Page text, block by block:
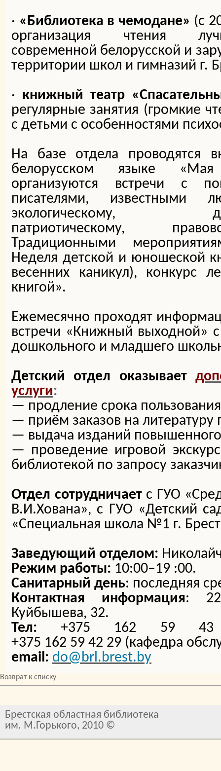
· «Библиотека в чемодане» (с
организация чтения
современной белорусской и
территории школ и гимназий г.
· книжный театр
регулярные занятия (громкие
с детьми с особенностями
На базе отдела проводятся
белорусском языке «Мая
организуются встречи с
писателями, известными
экологическому,
патриотическому,
Традиционными
Неделя детской и юношеской
весенних каникул), конкурс
книгой».
Ежемесячно проходят
встречи «Книжный выходной»
дошкольного и младшего
Детский отдел оказывает
услуги:
— продление срока
— приём заказов на литературу
— выдача изданий
— проведение игровой
библиотекой по запросу
Отдел сотрудничаетс ГУО
В.И.Хована», с ГУО «Детский
«Специальная школа №1 г.
Заведующий отделом:
Режим работы: 10:00–19 :00.
Санитарный день: последняя
Контактная информация:
Куйбышева, 32.
Тел: +375 162 59 43
+375 162 59 42 29 (кафедра
email: do@brl.brest.by
Возврат к списку
Брестская областная библиотека
им. М.Горького, 2010 ©